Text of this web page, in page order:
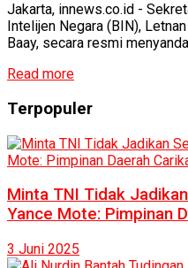
Jakarta, innews.co.id -
Intelijen Negara (BIN),
Baay, secara resmi
Read more
Terpopuler
Minta TNI Tidak
Yance Mote: Pimpinan
3 Juni 2025